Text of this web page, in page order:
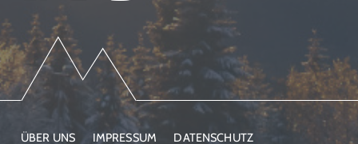
ÜBER UNS IMPRESSUM DATENSCHUTZ